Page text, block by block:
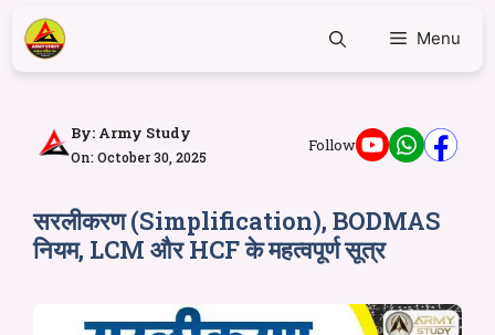
Menu
By: Army Study
On: October 30, 2025
Follow
सरलीकरण (Simplification), BODMAS
नियम, LCM और HCF के महत्वपूर्ण सूत्र